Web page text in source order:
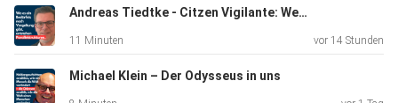
Andreas Tiedtke - Citzen Vigilante: Wenn die Justiz „versagt"
11 Minuten vor 14 Stunden
Michael Klein – Der Odysseus in uns